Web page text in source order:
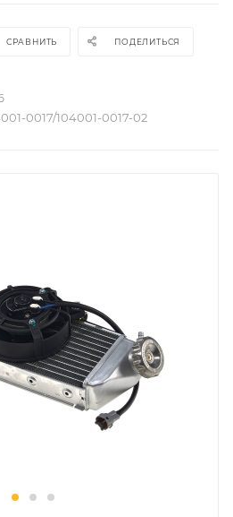
СРАВНИТЬ ПОДЕЛИТЬСЯ
0017/104001-0017-02